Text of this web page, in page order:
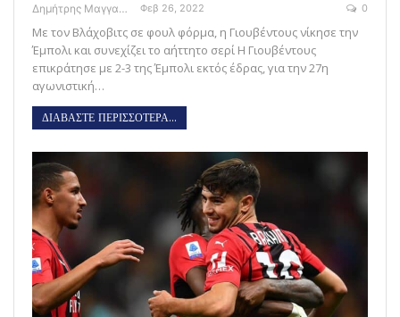
Δημήτρης Μαγγανάρης Φεβ 26, 2022 0
Με τον Βλάχοβιτς σε φουλ φόρμα, η Γιουβέντους νίκησε την
Έμπολι και συνεχίζει το αήττητο σερί Η Γιουβέντους
επικράτησε με 2-3 της Έμπολι εκτός έδρας, για την 27η
αγωνιστική…
ΔΙΑΒΑΣΤΕ ΠΕΡΙΣΣΟΤΕΡΑ...